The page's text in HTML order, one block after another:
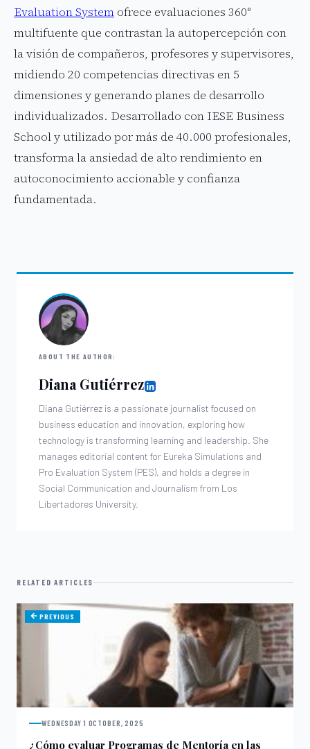
Evaluation System ofrece evaluaciones 360°
multifuente que contrastan la autopercepción con
la visión de compañeros, profesores y supervisores,
midiendo 20 competencias directivas en 5
dimensiones y generando planes de desarrollo
individualizados. Desarrollado con IESE Business
School y utilizado por más de 40.000 profesionales,
transforma la ansiedad de alto rendimiento en
autoconocimiento accionable y confianza
fundamentada.
ABOUT THE AUTHOR:
Diana Gutiérrez
Diana Gutiérrez is a passionate journalist focused on
business education and innovation, exploring how
technology is transforming learning and leadership. She
manages editorial content for Eureka Simulations and
Pro Evaluation System (PES), and holds a degree in
Social Communication and Journalism from Los
Libertadores University.
RELATED ARTICLES
PREVIOUS
WEDNESDAY 1 OCTOBER, 2025
¿Cómo evaluar Programas de Mentoría en las